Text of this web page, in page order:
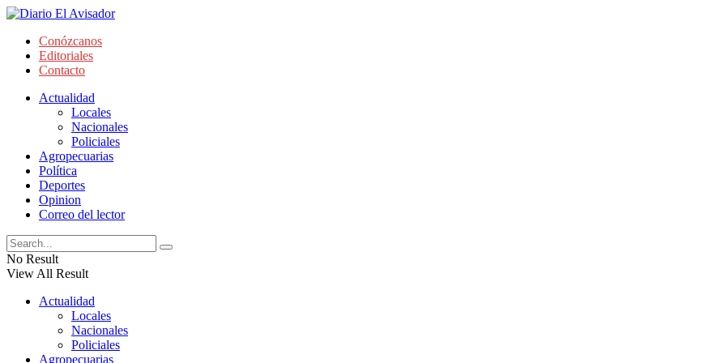
Conózcanos
Editoriales
Contacto
Actualidad
Locales
Nacionales
Policiales
Agropecuarias
Política
Deportes
Opinion
Correo del lector
No Result
View All Result
Actualidad
Locales
Nacionales
Policiales
Agropecuarias